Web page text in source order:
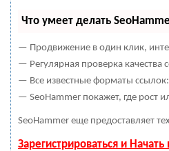
Что умеет делать
— Продвижение в один клик,
— Регулярная проверка качества
— Все известные форматы
— SeoHammer покажет, где рост
SeoHammer еще предоставляет
Зарегистрироваться и